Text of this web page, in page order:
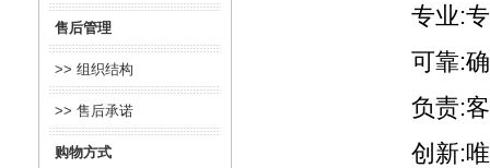
售后管理
>> 组织结构
>> 售后承诺
购物方式
专业:专业是
可靠:确保每
负责:客户兴,
创新:唯有创